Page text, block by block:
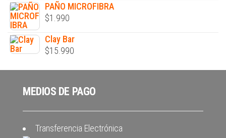
PAÑO MICROFIBRA
$1.990
Clay Bar
$15.990
MEDIOS DE PAGO
Transferencia Electrónica